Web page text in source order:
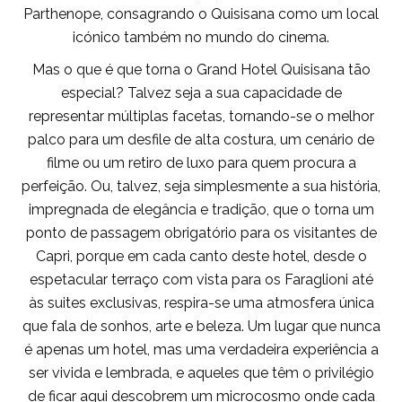
Parthenope, consagrando o Quisisana como um local
icónico também no mundo do cinema.
Mas o que é que torna o Grand Hotel Quisisana tão
especial? Talvez seja a sua capacidade de
representar múltiplas facetas, tornando-se o melhor
palco para um desfile de alta costura, um cenário de
filme ou um retiro de luxo para quem procura a
perfeição. Ou, talvez, seja simplesmente a sua história,
impregnada de elegância e tradição, que o torna um
ponto de passagem obrigatório para os visitantes de
Capri, porque em cada canto deste hotel, desde o
espetacular terraço com vista para os Faraglioni até
às suites exclusivas, respira-se uma atmosfera única
que fala de sonhos, arte e beleza. Um lugar que nunca
é apenas um hotel, mas uma verdadeira experiência a
ser vivida e lembrada, e aqueles que têm o privilégio
de ficar aqui descobrem um microcosmo onde cada